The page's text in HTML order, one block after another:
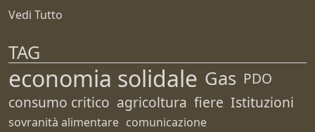
Vedi Tutto
TAG
economia solidale Gas PDO
consumo critico agricoltura fiere Istituzioni
sovranità alimentare comunicazione